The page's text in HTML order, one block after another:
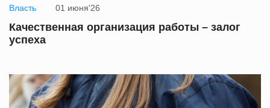
Власть 01 июня'26
Качественная организация работы – залог
успеха